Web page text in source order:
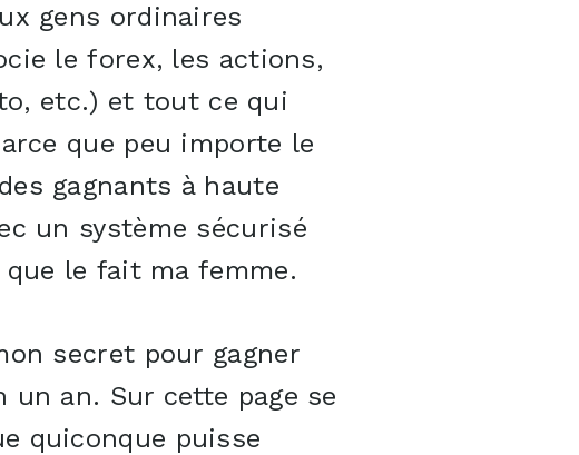
gens ordinaires
le forex, les actions,
etc.) et tout ce qui
que peu importe le
gagnants à haute
un système sécurisé
le fait ma femme.
secret pour gagner
un an. Sur cette page se
quiconque puisse